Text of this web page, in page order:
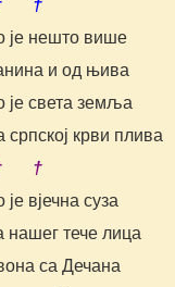
†
је нешто више
и од њива
је света земља
српској крви плива
†
је вјечна суза
нашег тече лица
са Дечана